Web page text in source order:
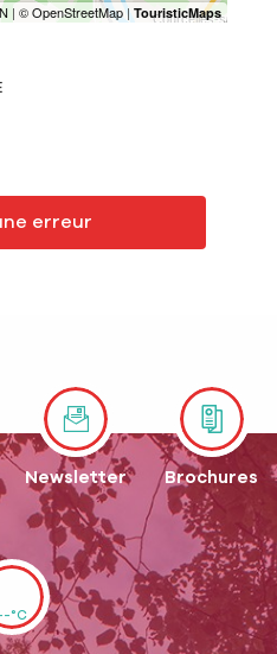
erreur
Newsletter Brochures
°C